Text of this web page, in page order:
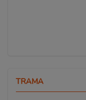
TRAMA